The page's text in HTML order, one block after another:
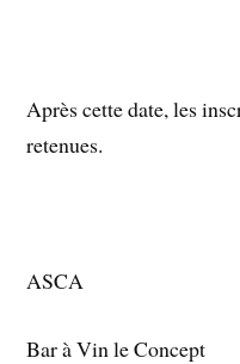
Après cette date, les
retenues.
ASCA
Bar à Vin le Concept